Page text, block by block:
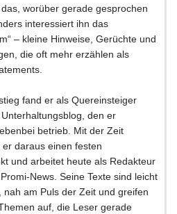
worüber gerade gesprochen
interessiert ihn das
– kleine Hinweise, Gerüchte und
die oft mehr erzählen als
fand er als Quereinsteiger
den er
betrieb. Mit der Zeit
er daraus einen festen
und arbeitet heute als Redakteur
News. Seine Texte sind leicht
nah am Puls der Zeit und greifen
auf, die Leser gerade